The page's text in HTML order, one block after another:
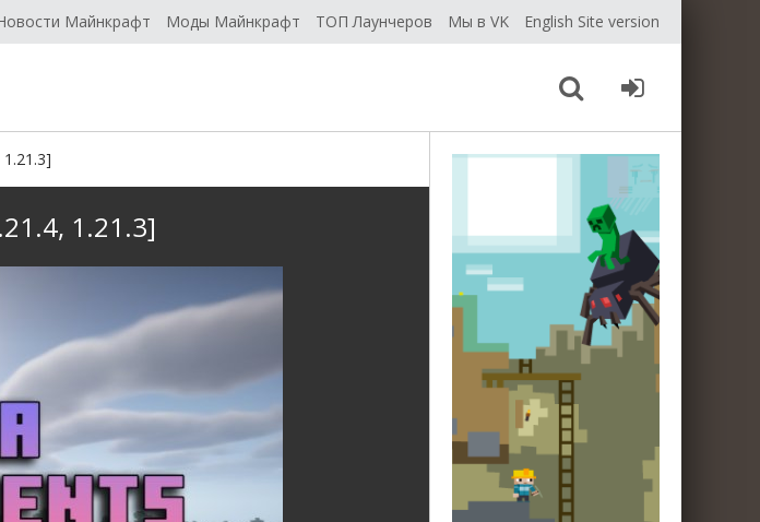
Майнкрафт Моды Майнкрафт ТОП Лаунчеров Мы в VK English Site version
1.21.3]